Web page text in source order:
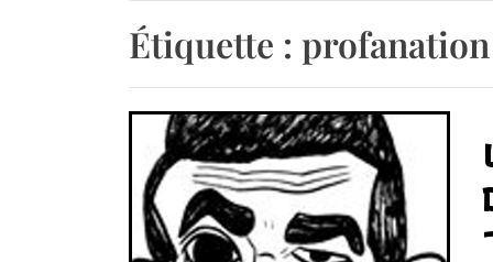
Agenda : Grand
Agenda :
Retrouvez-nous
Étiquette : profanation